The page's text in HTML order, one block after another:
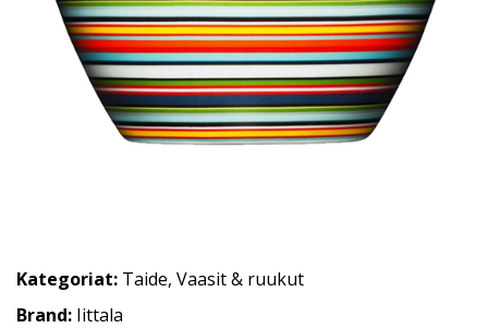
Kategoriat: Taide, Vaasit & ruukut
Brand: Iittala